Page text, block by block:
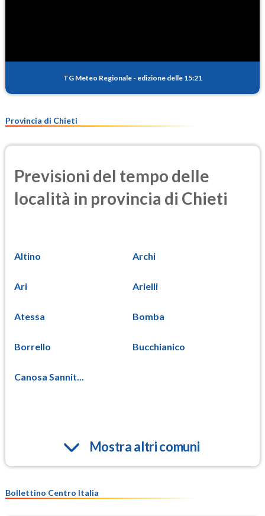
TG Meteo Regionale - edizione delle 15:21
Provincia di Chieti
Previsioni del tempo delle
località in provincia di Chieti
Altino Archi
Ari Arielli
Atessa Bomba
Borrello Bucchianico
Canosa Sannit...
Mostra altri comuni
Bollettino Centro Italia